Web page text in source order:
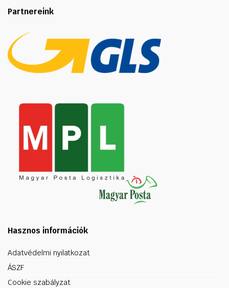
Partnereink
Hasznos információk
Adatvédelmi nyilatkozat
ÁSZF
Cookie szabályzat